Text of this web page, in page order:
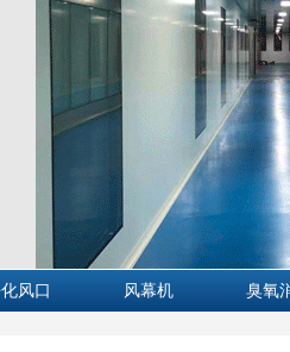
风口 风幕机 臭氧